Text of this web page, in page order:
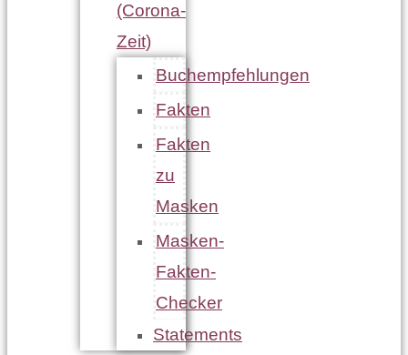
(Corona-
Zeit)
Buchempfehlungen
Fakten
Fakten
zu
Masken
Masken-
Fakten-
Checker
Statements